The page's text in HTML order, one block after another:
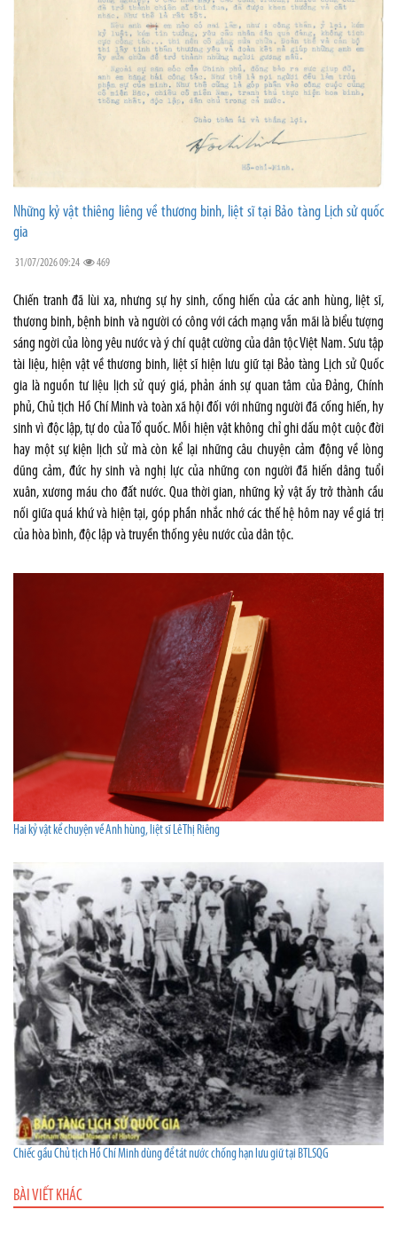
Những kỷ vật thiêng liêng về thương binh, liệt sĩ tại Bảo tàng Lịch sử quốc
gia
31/07/2026 09:24 469
Chiến tranh đã lùi xa, nhưng sự hy sinh, cống hiến của các anh hùng, liệt sĩ,
thương binh, bệnh binh và người có công với cách mạng vẫn mãi là biểu tượng
sáng ngời của lòng yêu nước và ý chí quật cường của dân tộc Việt Nam. Sưu tập
tài liệu, hiện vật về thương binh, liệt sĩ hiện lưu giữ tại Bảo tàng Lịch sử Quốc
gia là nguồn tư liệu lịch sử quý giá, phản ánh sự quan tâm của Đảng, Chính
phủ, Chủ tịch Hồ Chí Minh và toàn xã hội đối với những người đã cống hiến, hy
sinh vì độc lập, tự do của Tổ quốc. Mỗi hiện vật không chỉ ghi dấu một cuộc đời
hay một sự kiện lịch sử mà còn kể lại những câu chuyện cảm động về lòng
dũng cảm, đức hy sinh và nghị lực của những con người đã hiến dâng tuổi
xuân, xương máu cho đất nước. Qua thời gian, những kỷ vật ấy trở thành cầu
nối giữa quá khứ và hiện tại, góp phần nhắc nhớ các thế hệ hôm nay về giá trị
của hòa bình, độc lập và truyền thống yêu nước của dân tộc.
Hai kỷ vật kể chuyện về Anh hùng, liệt sĩ Lê Thị Riêng
Chiếc gầu Chủ tịch Hồ Chí Minh dùng để tát nước chống hạn lưu giữ tại BTLSQG
BÀI VIẾT KHÁC